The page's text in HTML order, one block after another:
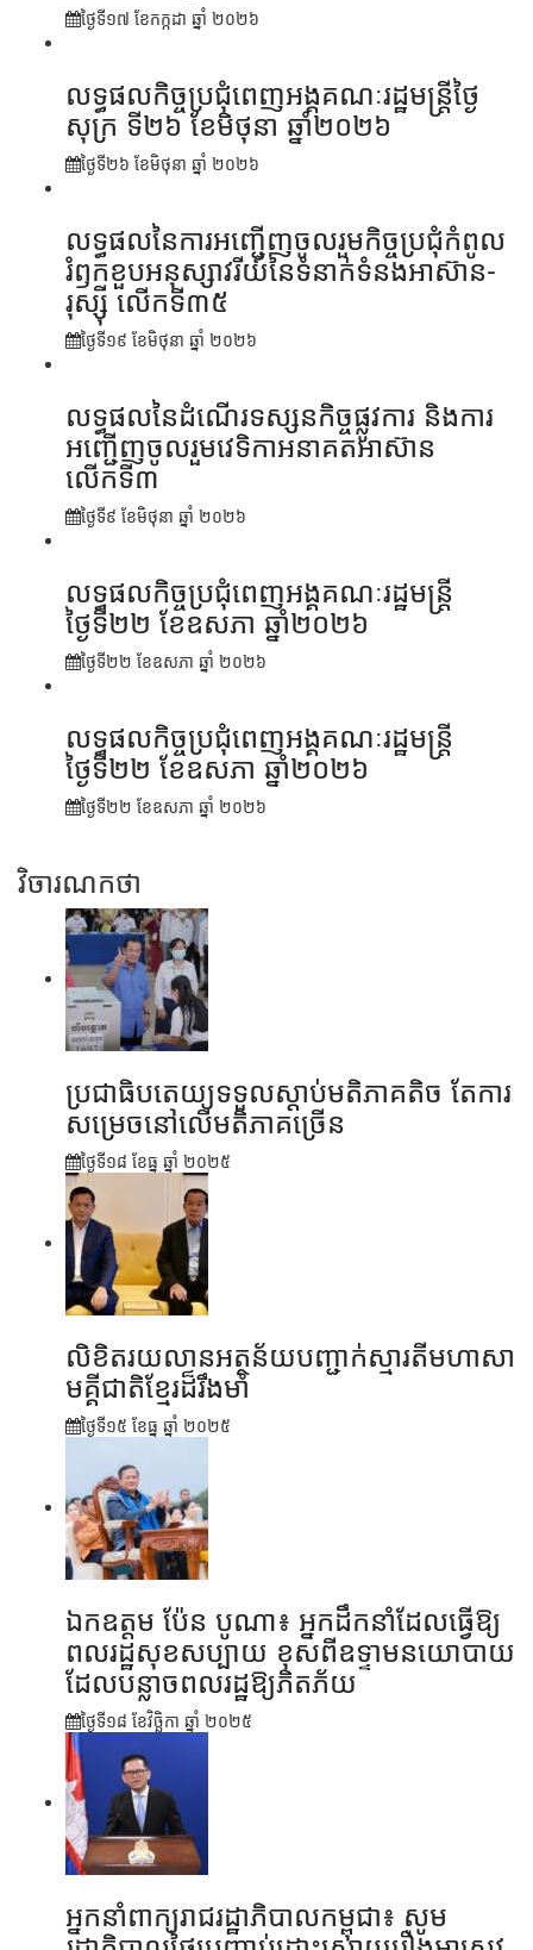
ថ្ងៃទី១៧ ខែ​កក្កដា ឆ្នាំ ២០២៦
លទ្ធផលកិច្ចប្រជុំពេញអង្គគណៈរដ្ឋមន្រ្តីថ្ងៃ
សុក្រ ទី២៦ ខែមិថុនា ឆ្នាំ២០២៦
ថ្ងៃទី២៦ ខែ​មិថុនា ឆ្នាំ ២០២៦
លទ្ធផលនៃការអញ្ជើញចូលរួមកិច្ចប្រជុំកំពូល
រំឭកខួបអនុស្សាវរីយ៍នៃទំនាក់ទំនងអាស៊ាន-
រុស្ស៊ី លើកទី៣៥
ថ្ងៃទី១៩ ខែ​មិថុនា ឆ្នាំ ២០២៦
លទ្ធផលនៃដំណើរទស្សនកិច្ចផ្លូវការ និងការ
អញ្ជើញចូលរួមវេទិកាអនាគតអាស៊ាន
លើកទី៣
ថ្ងៃទី៩ ខែ​មិថុនា ឆ្នាំ ២០២៦
លទ្ធផលកិច្ចប្រជុំពេញអង្គគណៈរដ្ឋមន្ត្រី
ថ្ងៃទី២២ ខែឧសភា ឆ្នាំ២០២៦
ថ្ងៃទី២២ ខែ​ឧសភា ឆ្នាំ ២០២៦
លទ្ធផលកិច្ចប្រជុំពេញអង្គគណៈរដ្ឋមន្រ្តី
ថ្ងៃទី២២ ខែឧសភា ឆ្នាំ២០២៦
ថ្ងៃទី២២ ខែ​ឧសភា ឆ្នាំ ២០២៦
វិចារណកថា
ប្រជាធិបតេយ្យទទួលស្តាប់មតិភាគតិច តែការ
សម្រេចនៅលើមតិភាគច្រើន
ថ្ងៃទី១៨ ខែ​ធ្នូ ឆ្នាំ ២០២៥
លិខិតរយលានអត្ថន័យបញ្ជាក់ស្មារតីមហាសា
មគ្គីជាតិខ្មែរដ៏រឹងមាំ
ថ្ងៃទី១៥ ខែ​ធ្នូ ឆ្នាំ ២០២៥
ឯកឧត្តម ប៉ែន បូណា៖ អ្នកដឹកនាំដែលធ្វើឱ្យ
ពលរដ្ឋសុខសប្បាយ ខុសពីឧទ្ទាមនយោបាយ
ដែលបន្លាចពលរដ្ឋឱ្យភិតភ័យ
ថ្ងៃទី១៨ ខែ​វិច្ឆិកា ឆ្នាំ ២០២៥
អ្នកនាំពាក្យរាជរដ្ឋាភិបាលកម្ពុជា៖ សូម